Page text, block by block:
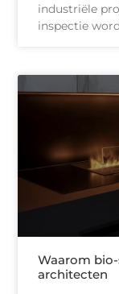
industriële
inspectie
Waarom
architecten